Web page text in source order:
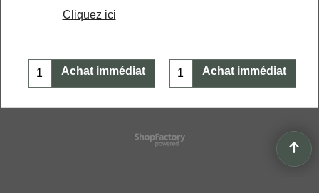
Cliquez ici
Achat immédiat Achat immédiat
Boutique en ligne créés
avec le logiciel